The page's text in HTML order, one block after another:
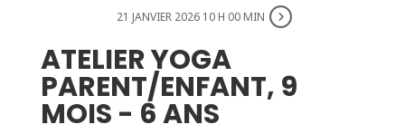
21 JANVIER 2026 10 H 00 MIN
ATELIER YOGA
PARENT/ENFANT, 9
MOIS - 6 ANS